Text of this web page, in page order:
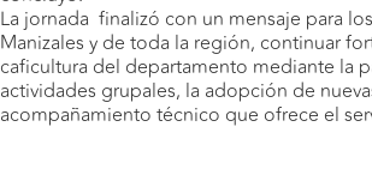
La jornada finalizó con un mensaje para
Manizales y de toda la región, continuar
caficultura del departamento mediante la
actividades grupales, la adopción de
acompañamiento técnico que ofrece el